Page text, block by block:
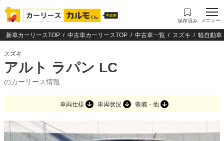
保存済み メニュー
新車カーリースTOP 中古車カーリースTOP 中古車一覧 スズキ 軽自動車
スズキ
アルト ラパン LC
のカーリース情報
車両仕様 車両状況 装備・他